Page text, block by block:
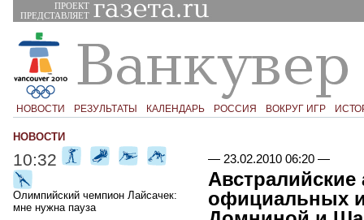
ПРОЕКТ
ПРЕДСТАВЛЯЕТ
НОВОСТИ РЕЗУЛЬТАТЫ КАЛЕНДАРЬ РОССИЯ ВОКРУГ ИГР
— 23.02.2010 06:20—
официальных
НОВОСТИ
10:32
Олимпийский чемпион Лайсачек:
мне нужна пауза